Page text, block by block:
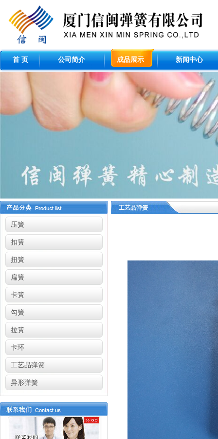
首 页 公司简介 成品展示 新闻中心
压簧
扣簧
扭簧
扁簧
卡簧
勾簧
拉簧
卡环
工艺品弹簧
异形弹簧
工艺品弹簧